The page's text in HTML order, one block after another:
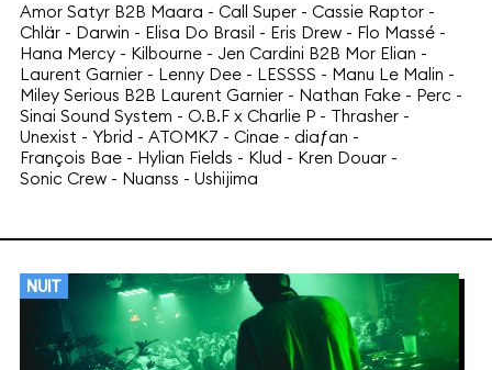
Amor Satyr B2B Maara - Call Super - Cassie Raptor -
Chlär - Darwin - Elisa Do Brasil - Eris Drew - Flo Massé -
Hana Mercy - Kilbourne - Jen Cardini B2B Mor Elian -
Laurent Garnier - Lenny Dee - LESSSS - Manu Le Malin -
Miley Serious B2B Laurent Garnier - Nathan Fake - Perc -
Sinai Sound System - O.B.F x Charlie P - Thrasher -
Unexist - Ybrid - ATOMK7 - Cinae - diaƒan -
François Bae - Hylian Fields - Klud - Kren Douar -
Sonic Crew - Nuanss - Ushijima
NUIT